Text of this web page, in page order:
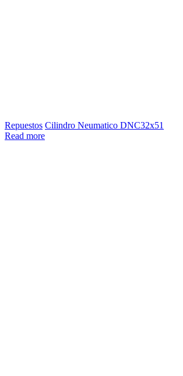
Repuestos Cilindro Neumatico DNC32x51
Read more